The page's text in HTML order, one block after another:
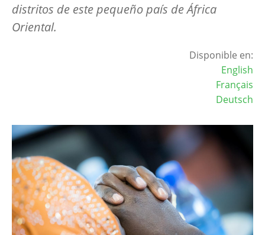
distritos de este pequeño país de África
Oriental.
Disponible en:
English
Français
Deutsch
Image